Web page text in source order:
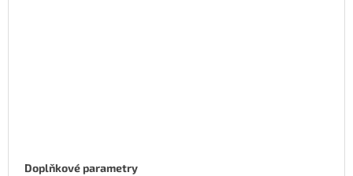
Doplňkové parametry